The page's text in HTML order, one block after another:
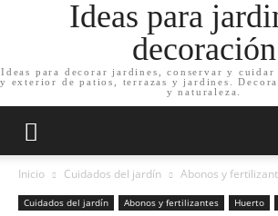
Ideas para
decoración
Ideas para decorar jardines, conservar y
y exterior de patios, terrazas y jardines.
y naturaleza.
Inicio Cuidados del jardín Abonos y
Cuidados del jardín Abonos y fertilizantes Huerto